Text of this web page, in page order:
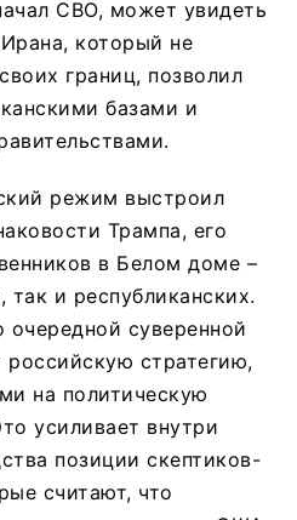
СВО, может увидеть
который не
границ, позволил
базами и
режим выстроил
Трампа, его
в Белом доме –
так и республиканских.
суверенной
стратегию,
на политическую
усиливает внутри
позиции скептиков-
считают, что